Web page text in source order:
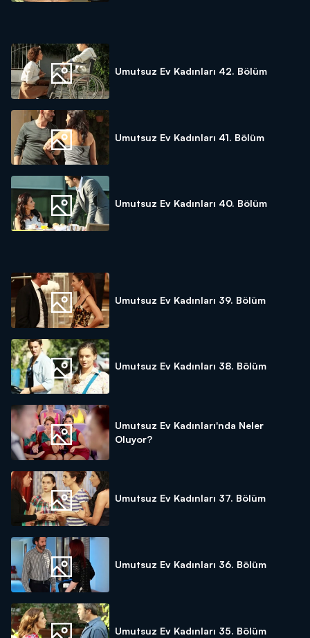
Umutsuz Ev Kadınları 42. Bölüm
Umutsuz Ev Kadınları 41. Bölüm
Umutsuz Ev Kadınları 40. Bölüm
Umutsuz Ev Kadınları 39. Bölüm
Umutsuz Ev Kadınları 38. Bölüm
Umutsuz Ev Kadınları'nda Neler
Oluyor?
Umutsuz Ev Kadınları 37. Bölüm
Umutsuz Ev Kadınları 36. Bölüm
Umutsuz Ev Kadınları 35. Bölüm